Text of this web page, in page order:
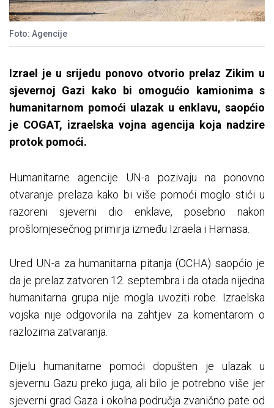
Foto: Agencije
Izrael je u srijedu ponovo otvorio prelaz Zikim u
sjevernoj Gazi kako bi omogućio kamionima s
humanitarnom pomoći ulazak u enklavu, saopćio
je COGAT, izraelska vojna agencija koja nadzire
protok pomoći.
Humanitarne agencije UN-a pozivaju na ponovno
otvaranje prelaza kako bi više pomoći moglo stići u
razoreni sjeverni dio enklave, posebno nakon
prošlomjesečnog primirja između Izraela i Hamasa.
Ured UN-a za humanitarna pitanja (OCHA) saopćio je
da je prelaz zatvoren 12. septembra i da otada nijedna
humanitarna grupa nije mogla uvoziti robe. Izraelska
vojska nije odgovorila na zahtjev za komentarom o
razlozima zatvaranja.
Dijelu humanitarne pomoći dopušten je ulazak u
sjevernu Gazu preko juga, ali bilo je potrebno više jer
sjeverni grad Gaza i okolna područja zvanično pate od